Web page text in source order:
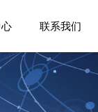
联系我们